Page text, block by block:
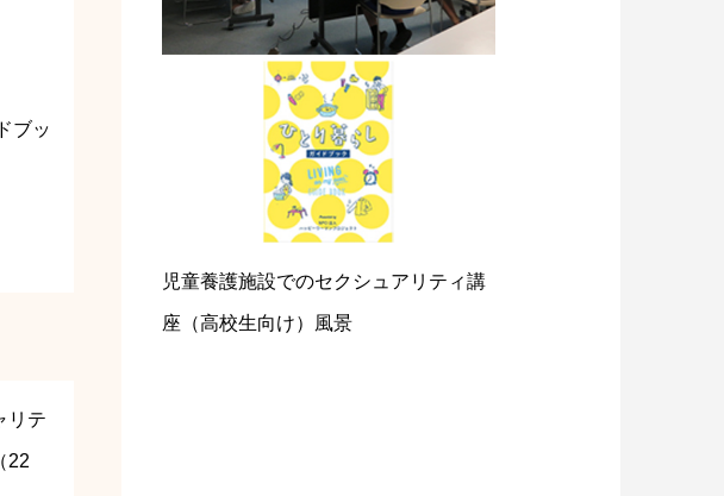
ブッ
リテ
22
児童養護施設でのセクシュアリティ講
座（高校生向け）風景